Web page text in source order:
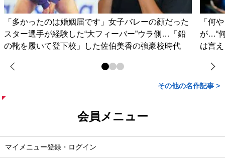
「多かったのは婚姻届です」女子バレーの顔だった
スター選手が経験した“大フィーバー”ウラ側…「鉛
の靴を履いて登下校」した佐伯美香の強豪校時代
「何
が…“
は言
その他の名作記事 >
会員メニュー
マイメニュー登録・ログイン